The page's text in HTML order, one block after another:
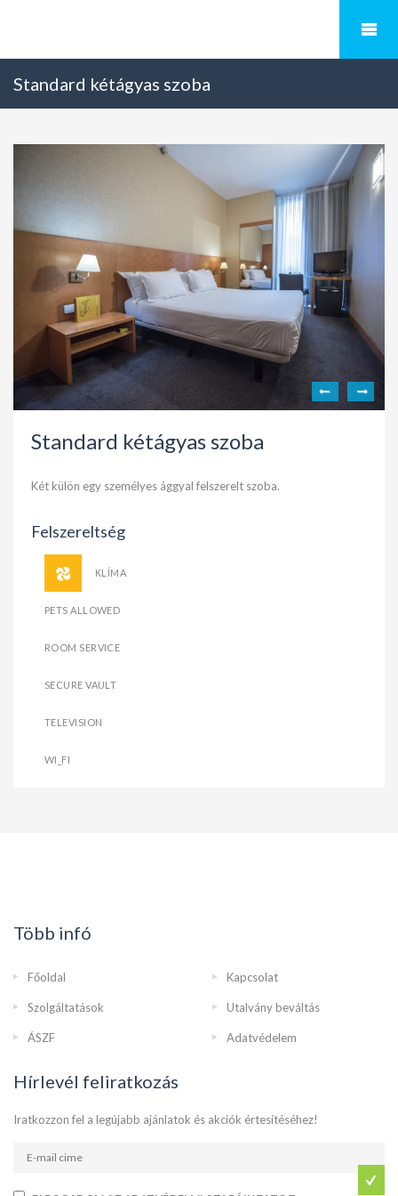
Standard kétágyas szoba
Standard kétágyas szoba
Két külön egy személyes ággyal felszerelt szoba.
Felszereltség
KLÍMA
PETS ALLOWED
ROOM SERVICE
SECURE VAULT
TELEVISION
WI_FI
Több infó
Főoldal Kapcsolat
Szolgáltatások Utalvány beváltás
ÁSZF Adatvédelem
Hírlevél feliratkozás
Iratkozzon fel a legújabb ajánlatok és akciók értesítéséhez!